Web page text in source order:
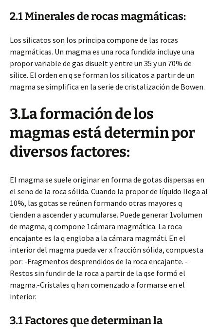
2.1 Minerales de rocas magmáticas:
Los silicatos son los principa compone de las rocas
magmáticas. Un magma es una roca fundida incluye una
propor variable de gas disuelt y entre un 35 y un 70% de
sílice. El orden en q se forman los silicatos a partir de un
magma se simplifica en la serie de cristalización de Bowen.
3.La formación de los
magmas está determin por
diversos factores:
El magma se suele originar en forma de gotas dispersas en
el seno de la roca sólida. Cuando la propor de líquido llega al
10%, las gotas se reúnen formando otras mayores q
tienden a ascender y acumularse. Puede generar 1volumen
de magma, q compone 1cámara magmática. La roca
encajante es la q engloba a la cámara magmáti. En el
interior del magma pueda ver x fracción sólida, compuesta
por: -Fragmentos desprendidos de la roca encajante. -
Restos sin fundir de la roca a partir de la qse formó el
magma.-Cristales q han comenzado a formarse en el
interior.
3.1 Factores que determinan la